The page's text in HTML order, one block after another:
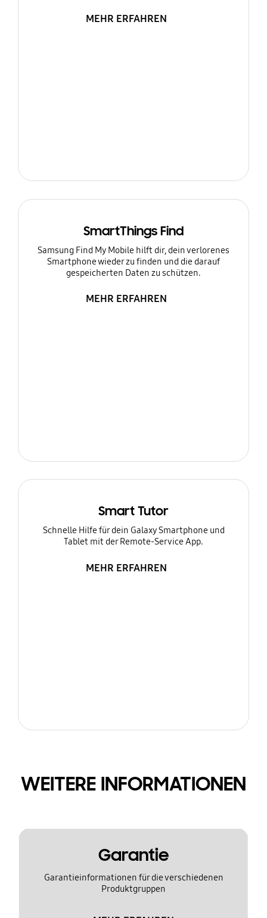
MEHR ERFAHREN
SmartThings Find
Samsung Find My Mobile hilft dir, dein verlorenes
Smartphone wieder zu finden und die darauf
gespeicherten Daten zu schützen.
MEHR ERFAHREN
Smart Tutor
Schnelle Hilfe für dein Galaxy Smartphone und
Tablet mit der Remote-Service App.
MEHR ERFAHREN
WEITERE INFORMATIONEN
Garantie
Garantieinformationen für die verschiedenen
Produktgruppen